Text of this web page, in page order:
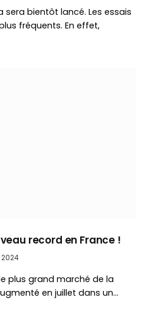
sera bientôt lancé. Les essais
fréquents. En effet,
record en France !
plus grand marché de la
en juillet dans un…